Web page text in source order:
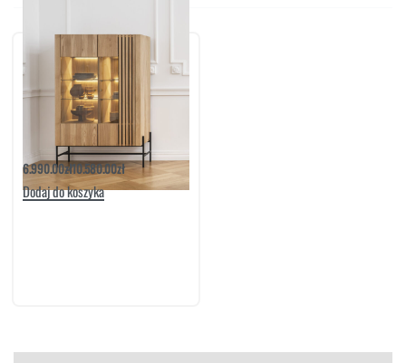
STOŁY
SZAFKI I KOMODY
Witryna 2D More | Meble Matkowski
6.990.00zł10.580.00zł
Dodaj do koszyka